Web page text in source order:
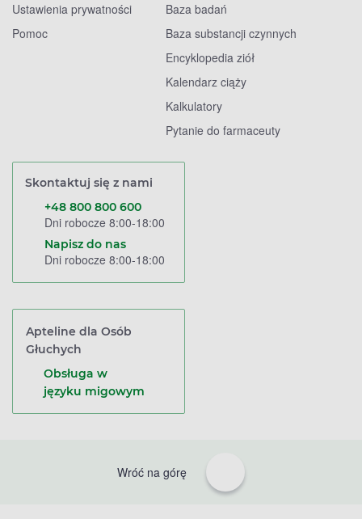
Ustawienia prywatności
Pomoc
Baza badań
Baza substancji czynnych
Encyklopedia ziół
Kalendarz ciąży
Kalkulatory
Pytanie do farmaceuty
Skontaktuj się z nami
+48 800 800 600
Dni robocze 8:00-18:00
Napisz do nas
Dni robocze 8:00-18:00
Apteline dla Osób
Głuchych
Obsługa w
języku migowym
Wróć na górę